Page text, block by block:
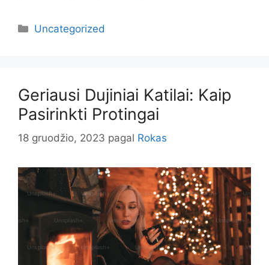
Kategorijos
Uncategorized
Geriausi Dujiniai Katilai: Kaip
Pasirinkti Protingai
18 gruodžio, 2023 pagal Rokas